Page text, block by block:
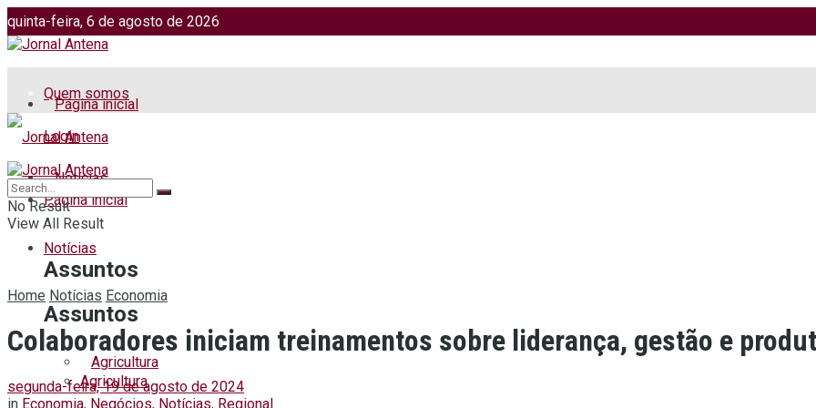
quinta-feira, 6 de agosto de 2026
Jornalismo: (51) 98599 2486
Quem somos
Login
Página inicial
Notícias
Assuntos
Agricultura
Página inicial
Notícias
Assuntos
Agricultura
No Result
View All Result
Home Notícias Economia
Colaboradores iniciam treinamentos sobre liderança, gestão e
segunda-feira, 19 de agosto de 2024
in Economia, Negócios, Notícias, Regional